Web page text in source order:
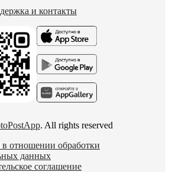
и контакты
. All rights reserved
отношении обработки
данных
соглашение